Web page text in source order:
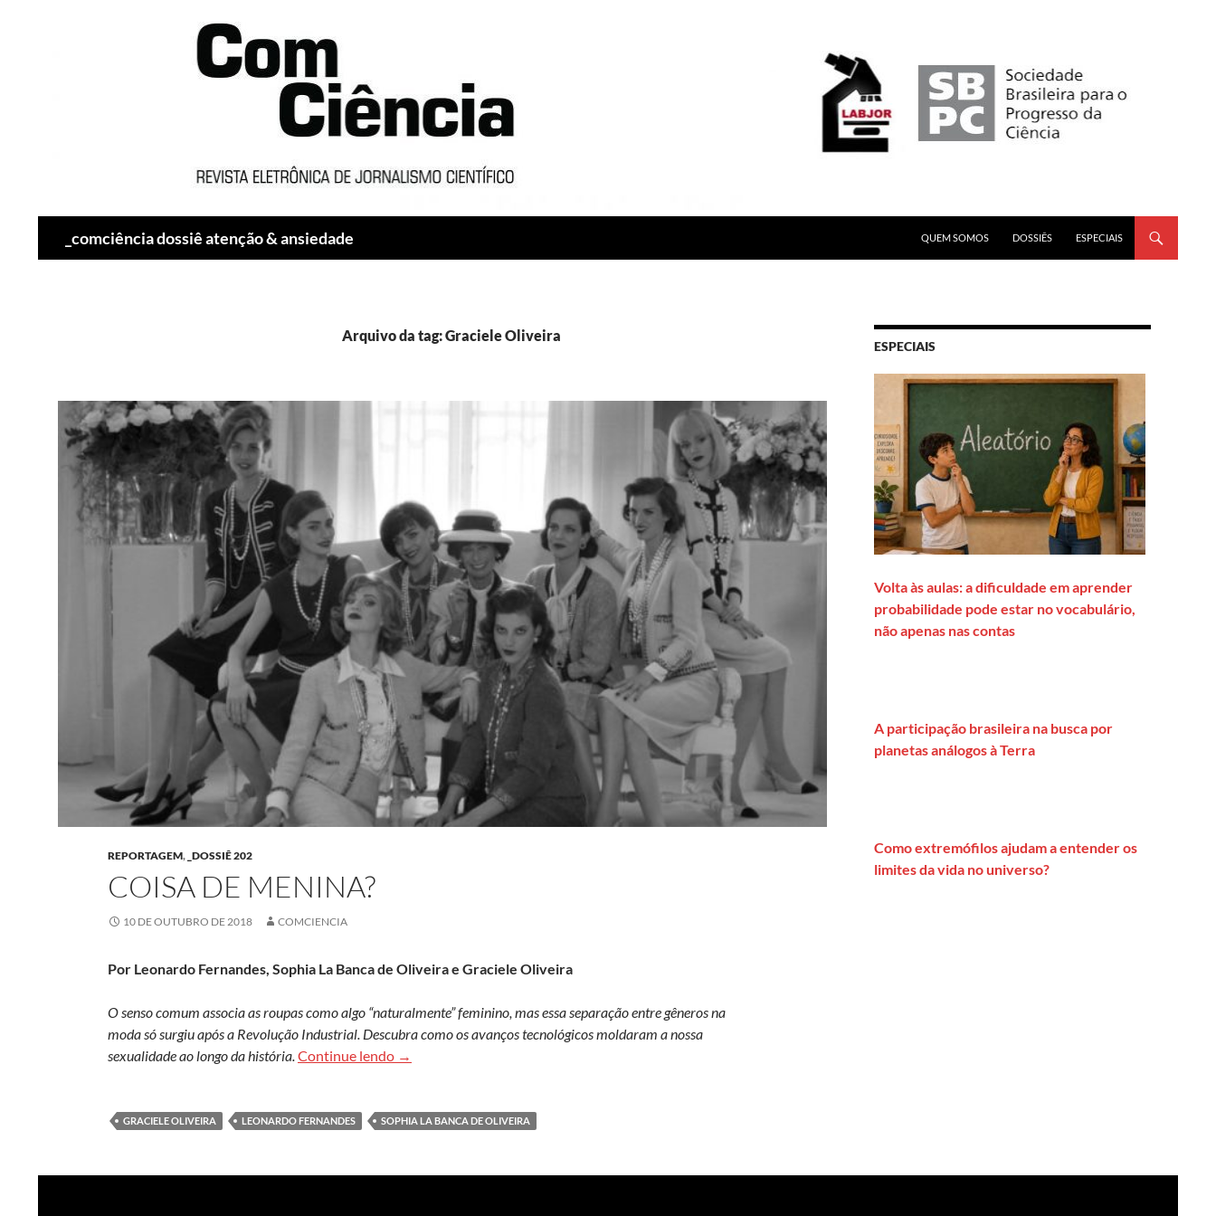
_comciência dossiê atenção & ansiedade
QUEM SOMOS
DOSSIÊS ESPECIAIS
Arquivo da tag: Graciele Oliveira
REPORTAGEM, _DOSSIÊ 202
COISA DE MENINA?
10 DE OUTUBRO DE 2018 COMCIENCIA
Por Leonardo Fernandes, Sophia La Banca de Oliveira e Graciele Oliveira
O senso comum associa as roupas como algo “naturalmente” feminino, mas essa separação entre gêneros na
moda só surgiu após a Revolução Industrial. Descubra como os avanços tecnológicos moldaram a nossa
sexualidade ao longo da história. Continue lendo Coisa de menina?
→
GRACIELE OLIVEIRA LEONARDO FERNANDES SOPHIA LA BANCA DE OLIVEIRA
ESPECIAIS
Volta às aulas: a dificuldade em aprender
probabilidade pode estar no vocabulário,
não apenas nas contas
A participação brasileira na busca por
planetas análogos à Terra
Como extremófilos ajudam a entender os
limites da vida no universo?